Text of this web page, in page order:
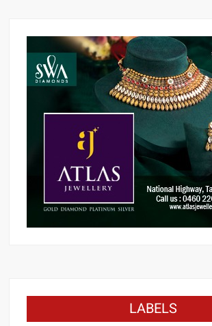
LABELS